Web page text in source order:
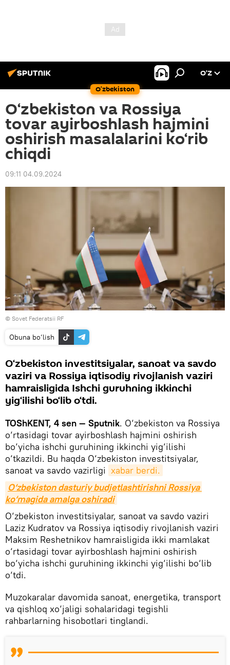
O‘zbekiston
O’Z
O‘zbekiston va Rossiya
tovar ayirboshlash hajmini
oshirish masalalarini ko‘rib
chiqdi
09:11 04.09.2024
© Sovet Federatsii RF
Obuna bo‘lish
O‘zbekiston investitsiyalar, sanoat va savdo
vaziri va Rossiya iqtisodiy rivojlanish vaziri
hamraisligida Ishchi guruhning ikkinchi
yig‘ilishi bo‘lib o‘tdi.
TOShKENT, 4 sen — Sputnik. O‘zbekiston va Rossiya
o‘rtasidagi tovar ayirboshlash hajmini oshirish
bo‘yicha ishchi guruhining ikkinchi yig‘ilishi
o‘tkazildi. Bu haqda O‘zbekiston investitsiyalar,
sanoat va savdo vazirligi xabar berdi.
O‘zbekiston dasturiy budjetlashtirishni Rossiya
ko‘magida amalga oshiradi
O‘zbekiston investitsiyalar, sanoat va savdo vaziri
Laziz Kudratov va Rossiya iqtisodiy rivojlanish vaziri
Maksim Reshetnikov hamraisligida ikki mamlakat
o‘rtasidagi tovar ayirboshlash hajmini oshirish
bo‘yicha ishchi guruhining ikkinchi yig‘ilishi bo‘lib
o‘tdi.
Muzokaralar davomida sanoat, energetika, transport
va qishloq xo‘jaligi sohalaridagi tegishli
rahbarlarning hisobotlari tinglandi.